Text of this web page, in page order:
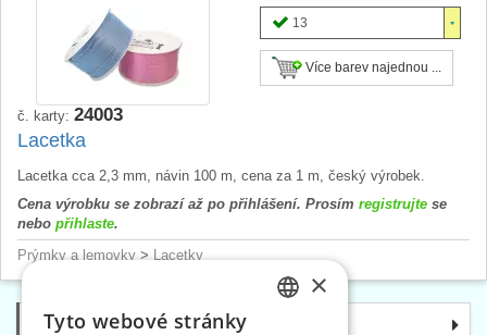
13
Více barev najednou ...
č. karty: 24003
Lacetka
Lacetka cca 2,3 mm, návin 100 m, cena za 1 m, český výrobek.
Cena výrobku se zobrazí až po přihlášení. Prosím registrujte se
nebo přihlaste.
Prýmky a lemovky > Lacetky
Kategorie
×
Tyto webové stránky